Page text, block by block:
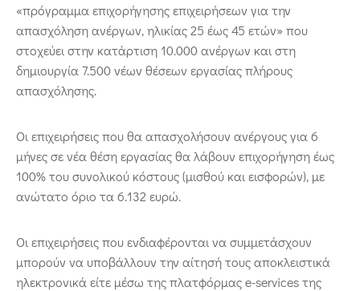
«πρόγραμμα επιχορήγησης επιχειρήσεων για την
απασχόληση ανέργων, ηλικίας 25 έως 45 ετών» που
στοχεύει στην κατάρτιση 10.000 ανέργων και στη
δημιουργία 7.500 νέων θέσεων εργασίας πλήρους
απασχόλησης.
Οι επιχειρήσεις που θα απασχολήσουν ανέργους για 6
μήνες σε νέα θέση εργασίας θα λάβουν επιχορήγηση έως
100% του συνολικού κόστους (μισθού και εισφορών), με
ανώτατο όριο τα 6.132 ευρώ.
Οι επιχειρήσεις που ενδιαφέρονται να συμμετάσχουν
μπορούν να υποβάλλουν την αίτησή τους αποκλειστικά
ηλεκτρονικά είτε μέσω της πλατφόρμας e-services της